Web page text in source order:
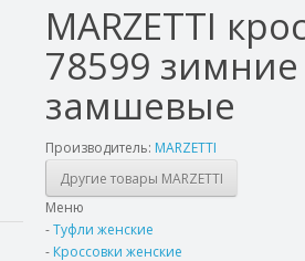
MARZETTI
78599 зимние
замшевые
Производитель: MARZETTI
Другие товары MARZETTI
Меню
-Туфли женские
- Кроссовки женские